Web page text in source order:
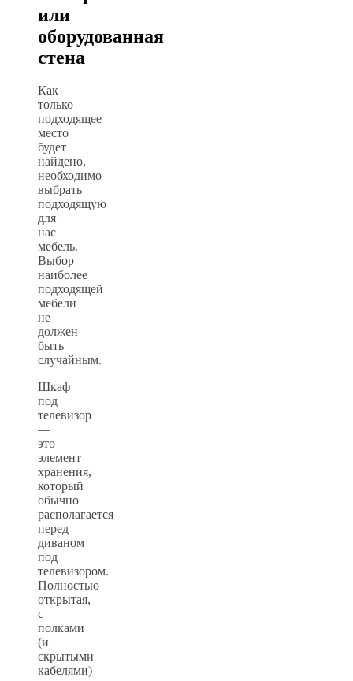
или
оборудованная
стена
Как
только
подходящее
место
будет
найдено,
необходимо
выбрать
подходящую
для
нас
мебель.
Выбор
наиболее
подходящей
мебели
не
должен
быть
случайным.
Шкаф
под
телевизор
—
это
элемент
хранения,
который
обычно
располагается
перед
диваном
под
телевизором.
Полностью
открытая,
с
полками
(и
скрытыми
кабелями)